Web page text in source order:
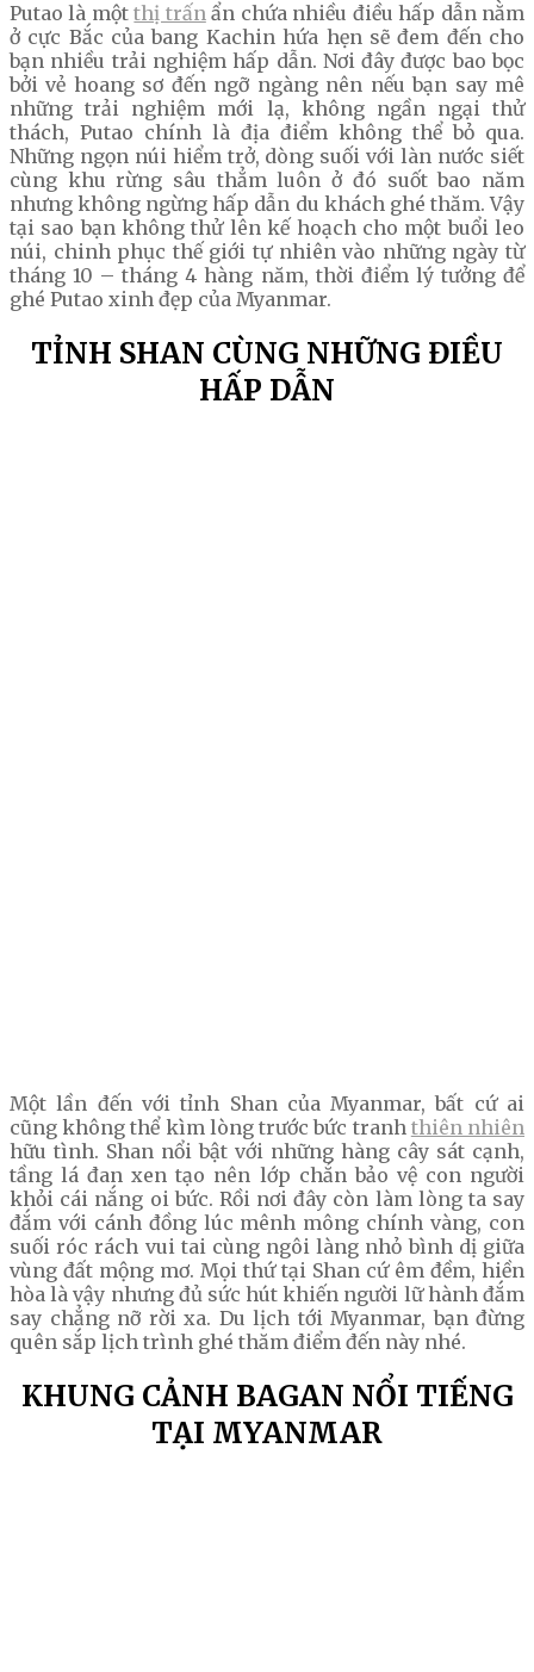
Putao là mộtthị trấnẩn chứa nhiều điều hấp dẫn nằm
ở cực Bắc của bang Kachin hứa hẹn sẽ đem đến cho
bạn nhiều trải nghiệm hấp dẫn. Nơi đây được bao bọc
bởi vẻ hoang sơ đến ngỡ ngàng nên nếu bạn say mê
những trải nghiệm mới lạ, không ngần ngại thử
thách, Putao chính là địa điểm không thể bỏ qua.
Những ngọn núi hiểm trở, dòng suối với làn nước siết
cùng khu rừng sâu thẳm luôn ở đó suốt bao năm
nhưng không ngừng hấp dẫn du khách ghé thăm. Vậy
tại sao bạn không thử lên kế hoạch cho một buổi leo
núi, chinh phục thế giới tự nhiên vào những ngày từ
tháng 10 – tháng 4 hàng năm, thời điểm lý tưởng để
ghé Putao xinh đẹp của Myanmar.
TỈNH SHAN CÙNG NHỮNG ĐIỀU
HẤP DẪN
Một lần đến với tỉnh Shan của Myanmar, bất cứ ai
cũng không thể kìm lòng trước bức tranh thiên nhiên
hữu tình. Shan nổi bật với những hàng cây sát cạnh,
tầng lá đan xen tạo nên lớp chắn bảo vệ con người
khỏi cái nắng oi bức. Rồi nơi đây còn làm lòng ta say
đắm với cánh đồng lúc mênh mông chính vàng, con
suối róc rách vui tai cùng ngôi làng nhỏ bình dị giữa
vùng đất mộng mơ. Mọi thứ tại Shan cứ êm đềm, hiền
hòa là vậy nhưng đủ sức hút khiến người lữ hành đắm
say chẳng nỡ rời xa. Du lịch tới Myanmar, bạn đừng
quên sắp lịch trình ghé thăm điểm đến này nhé.
KHUNG CẢNH BAGAN NỔI TIẾNG
TẠI MYANMAR